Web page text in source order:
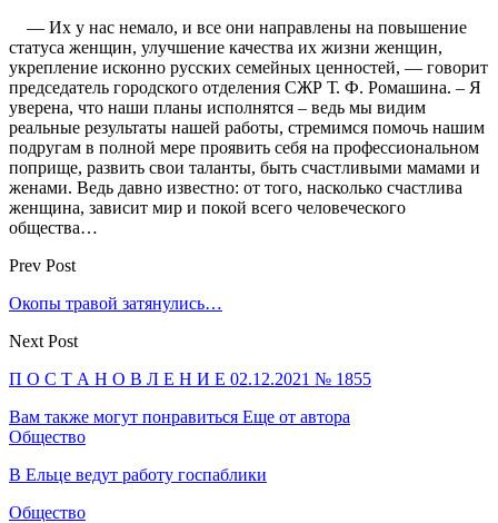
— Их у нас немало, и все они направлены на повышение
статуса женщин, улучшение качества их жизни женщин,
укрепление исконно русских семейных ценностей, — говорит
председатель городского отделения СЖР Т. Ф. Ромашина. – Я
уверена, что наши планы исполнятся – ведь мы видим
реальные результаты нашей работы, стремимся помочь нашим
подругам в полной мере проявить себя на профессиональном
поприще, развить свои таланты, быть счастливыми мамами и
женами. Ведь давно известно: от того, насколько счастлива
женщина, зависит мир и покой всего человеческого
общества…
Prev Post
Окопы травой затянулись…
Next Post
П О С Т А Н О В Л Е Н И Е 02.12.2021 № 1855
Вам также могут понравиться Еще от автора
Общество
В Ельце ведут работу госпаблики
Общество